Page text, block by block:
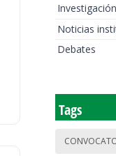
Investigación
Noticias
Debates
Tags